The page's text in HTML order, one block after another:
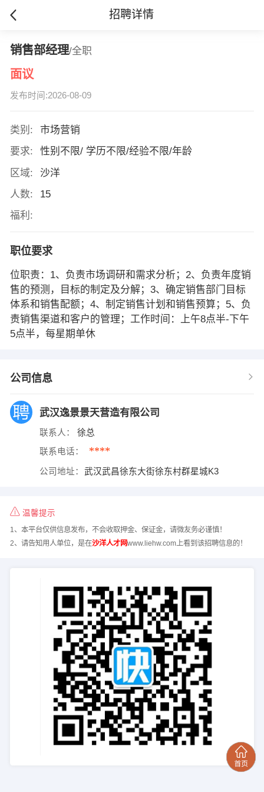
招聘详情
销售部经理/全职
面议
发布时间:2026-08-09
类别:
市场营销
要求:
性别不限/ 学历不限/经验不限/年龄
区域:
沙洋
人数:
15
福利:
职位要求
位职责：1、负责市场调研和需求分析；2、负责年度销
售的预测，目标的制定及分解；3、确定销售部门目标
体系和销售配额；4、制定销售计划和销售预算；5、负
责销售渠道和客户的管理；工作时间：上午8点半-下午
5点半，每星期单休
公司信息
武汉逸景景天营造有限公司
联系人： 徐总
联系电话： ****
公司地址： 武汉武昌徐东大街徐东村群星城K3
温馨提示
1、本平台仅供信息发布，不会收取押金、保证金，请微友务必谨慎！
2、请告知用人单位，是在沙洋人才网www.liehw.com上看到该招聘信息的！